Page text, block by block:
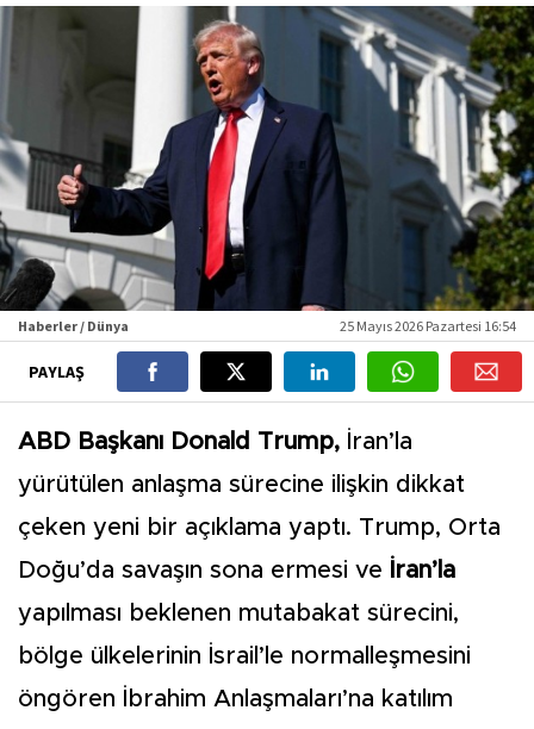
Haberler / Dünya 25 Mayıs 2026 Pazartesi 16:54
PAYLAŞ
ABD Başkanı Donald Trump, İran’la
yürütülen anlaşma sürecine ilişkin dikkat
çeken yeni bir açıklama yaptı. Trump, Orta
Doğu’da savaşın sona ermesi ve İran’la
yapılması beklenen mutabakat sürecini,
bölge ülkelerinin İsrail’le normalleşmesini
öngören İbrahim Anlaşmaları’na katılım